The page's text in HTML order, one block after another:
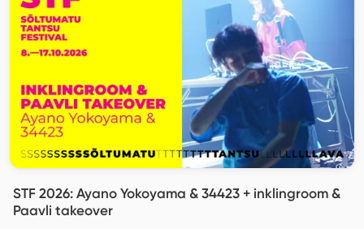
STF 2026: Ayano Yokoyama & 34423 + inklingroom &
Paavli takeover